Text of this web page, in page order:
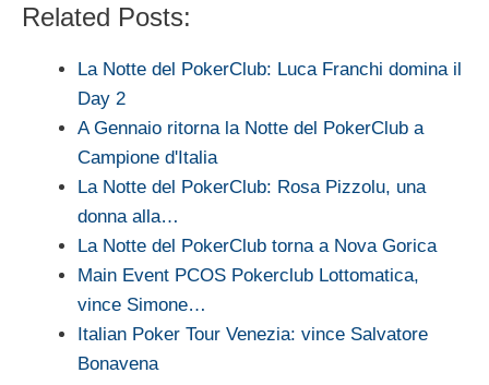
Related Posts:
La Notte del PokerClub: Luca Franchi domina il
Day 2
A Gennaio ritorna la Notte del PokerClub a
Campione d'Italia
La Notte del PokerClub: Rosa Pizzolu, una
donna alla…
La Notte del PokerClub torna a Nova Gorica
Main Event PCOS Pokerclub Lottomatica,
vince Simone…
Italian Poker Tour Venezia: vince Salvatore
Bonavena